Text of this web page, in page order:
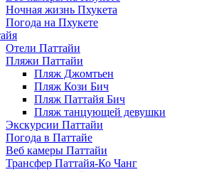
Ночная жизнь Пхукета
Погода на Пхукете
Отели Паттайи
Пляжи Паттайи
Пляж Джомтьен
Пляж Кози Бич
Пляж Паттайя Бич
Пляж танцующей девушки
Экскурсии Паттайи
Погода в Паттайе
Веб камеры Паттайи
Трансфер Паттайя-Ко Чанг